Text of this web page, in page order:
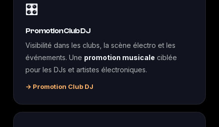
🎛️
Promotion Club DJ
Visibilité dans les clubs, la scène électro et les
événements. Une promotion musicale ciblée
pour les DJs et artistes électroniques.
→ Promotion Club DJ